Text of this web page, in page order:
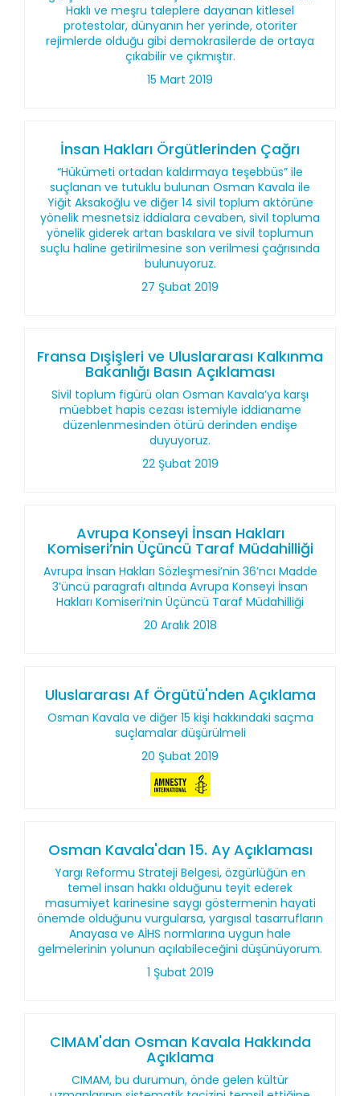
Haklı ve meşru taleplere dayanan kitlesel
protestolar, dünyanın her yerinde, otoriter
rejimlerde olduğu gibi demokrasilerde de ortaya
çıkabilir ve çıkmıştır.
15 Mart 2019
İnsan Hakları Örgütlerinden Çağrı
“Hükümeti ortadan kaldırmaya teşebbüs” ile
suçlanan ve tutuklu bulunan Osman Kavala ile
Yiğit Aksakoğlu ve diğer 14 sivil toplum aktörüne
yönelik mesnetsiz iddialara cevaben, sivil topluma
yönelik giderek artan baskılara ve sivil toplumun
suçlu haline getirilmesine son verilmesi çağrısında
bulunuyoruz.
27 Şubat 2019
Fransa Dışişleri ve Uluslararası Kalkınma
Bakanlığı Basın Açıklaması
Sivil toplum figürü olan Osman Kavala’ya karşı
müebbet hapis cezası istemiyle iddianame
düzenlenmesinden ötürü derinden endişe
duyuyoruz.
22 Şubat 2019
Avrupa Konseyi İnsan Hakları
Komiseri’nin Üçüncü Taraf Müdahilliği
Avrupa İnsan Hakları Sözleşmesi’nin 36’ncı Madde
3’üncü paragrafı altında Avrupa Konseyi İnsan
Hakları Komiseri’nin Üçüncü Taraf Müdahilliği
20 Aralık 2018
Uluslararası Af Örgütü'nden Açıklama
Osman Kavala ve diğer 15 kişi hakkındaki saçma
suçlamalar düşürülmeli
20 Şubat 2019
Osman Kavala'dan 15. Ay Açıklaması
Yargı Reformu Strateji Belgesi, özgürlüğün en
temel insan hakkı olduğunu teyit ederek
masumiyet karinesine saygı göstermenin hayati
önemde olduğunu vurgularsa, yargısal tasarrufların
Anayasa ve AİHS normlarına uygun hale
gelmelerinin yolunun açılabileceğini düşünüyorum.
1 Şubat 2019
CIMAM'dan Osman Kavala Hakkında
Açıklama
CIMAM, bu durumun, önde gelen kültür